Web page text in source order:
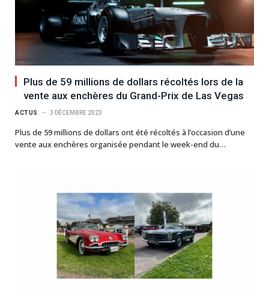
Plus de 59 millions de dollars récoltés lors de la
vente aux enchères du Grand-Prix de Las Vegas
ACTUS 3 DÉCEMBRE 2023
Plus de 59 millions de dollars ont été récoltés à l’occasion d’une
vente aux enchères organisée pendant le week-end du…